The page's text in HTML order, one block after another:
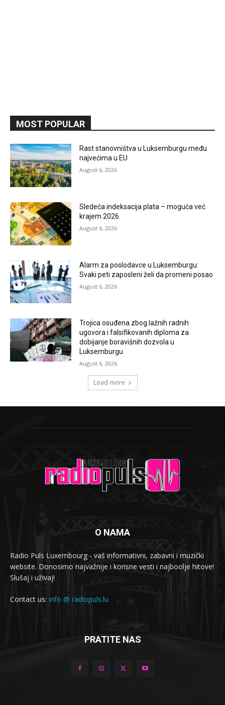
MOST POPULAR
Rast stanovništva u Luksemburgu među
najvećima u EU
August 6, 2026
Sledeća indeksacija plata – moguća već
krajem 2026.
August 6, 2026
Alarm za poslodavce u Luksemburgu:
Svaki peti zaposleni želi da promeni posao
August 6, 2026
Trojica osuđena zbog lažnih radnih
ugovora i falsifikovanih diploma za
dobijanje boravišnih dozvola u
Luksemburgu
August 6, 2026
Load more
O NAMA
Radio Puls Luxembourg - vaš informativni, zabavni i muzički
website. Donosimo najvažnije i korisne vesti i najboolje hitove!
Slušaj i uživaj!
Contact us: info @ radiopuls.lu
PRATITE NAS